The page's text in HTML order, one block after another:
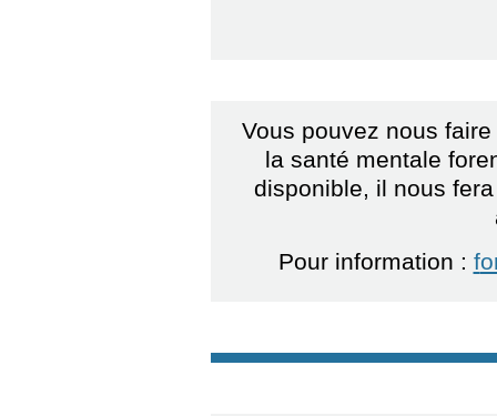
Vous pouvez nous
la santé mentale
disponible, il nous
Pour information : f